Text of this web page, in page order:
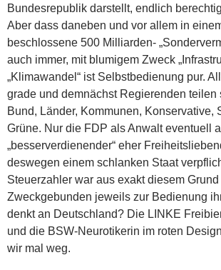
Bundesrepublik darstellt, endlich
Aber dass daneben und vor allem in
beschlossene 500 Milliarden-
auch immer, mit blumigem Zweck
„Klimawandel“ ist Selbstbedienung pur.
grade und demnächst Regierenden teilen
Bund, Länder, Kommunen, Konservative,
Grüne. Nur die FDP als Anwalt eventuell
„besserverdienender“ eher
deswegen einem schlanken Staat
Steuerzahler war aus exakt diesem
Zweckgebunden jeweils zur Bedienung
denkt an Deutschland? Die LINKE
und die BSW-Neurotikerin im roten
wir mal weg.